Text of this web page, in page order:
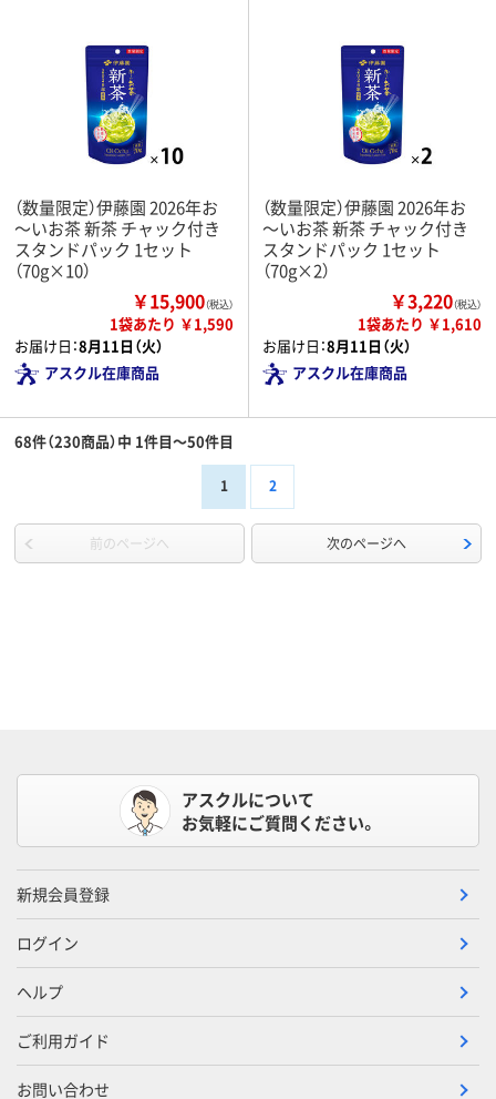
（数量限定）伊藤園 2026年お
～いお茶 新茶 チャック付き
スタンドパック 1セット
（70g×10）
￥15,900（税込）
1袋あたり ￥1,590
お届け日：8月11日（火）
アスクル在庫商品
（数量限定）伊藤園 2026年お
～いお茶 新茶 チャック付き
スタンドパック 1セット
（70g×2）
￥3,220（税込）
1袋あたり ￥1,610
お届け日：8月11日（火）
アスクル在庫商品
68件（230商品）中 1件目～50件目
1 2
前のページへ 次のページへ
アスクルについて
お気軽にご質問ください。
新規会員登録
ログイン
ヘルプ
ご利用ガイド
お問い合わせ